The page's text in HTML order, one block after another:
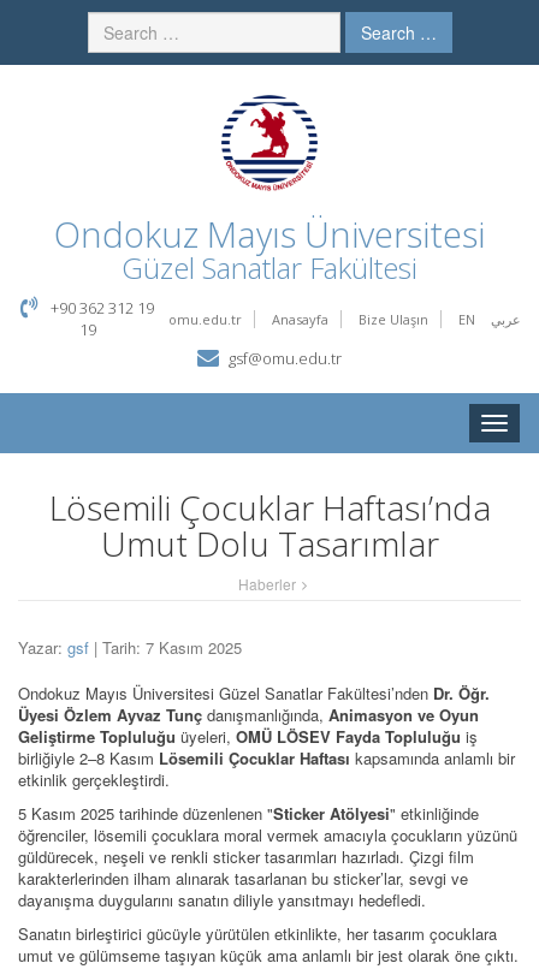
Search …
Ondokuz Mayıs Üniversitesi
Güzel Sanatlar Fakültesi
omu.edu.tr Anasayfa Bize Ulaşın EN عربي
+90 362 312 19
19
gsf@omu.edu.tr
Toggle
Lösemili Çocuklar Haftası’nda
Umut Dolu Tasarımlar
Haberler
Yazar: gsf | Tarih: 7 Kasım 2025
Ondokuz Mayıs Üniversitesi Güzel Sanatlar Fakültesi’nden Dr. Öğr.
Üyesi Özlem Ayvaz Tunç danışmanlığında, Animasyon ve Oyun
Geliştirme Topluluğu üyeleri, OMÜ LÖSEV Fayda Topluluğu iş
birliğiyle 2–8 Kasım Lösemili Çocuklar Haftası kapsamında anlamlı bir
etkinlik gerçekleştirdi.
5 Kasım 2025 tarihinde düzenlenen "Sticker Atölyesi" etkinliğinde
öğrenciler, lösemili çocuklara moral vermek amacıyla çocukların yüzünü
güldürecek, neşeli ve renkli sticker tasarımları hazırladı. Çizgi film
karakterlerinden ilham alınarak tasarlanan bu sticker’lar, sevgi ve
dayanışma duygularını sanatın diliyle yansıtmayı hedefledi.
Sanatın birleştirici gücüyle yürütülen etkinlikte, her tasarım çocuklara
umut ve gülümseme taşıyan küçük ama anlamlı bir jest olarak öne çıktı.